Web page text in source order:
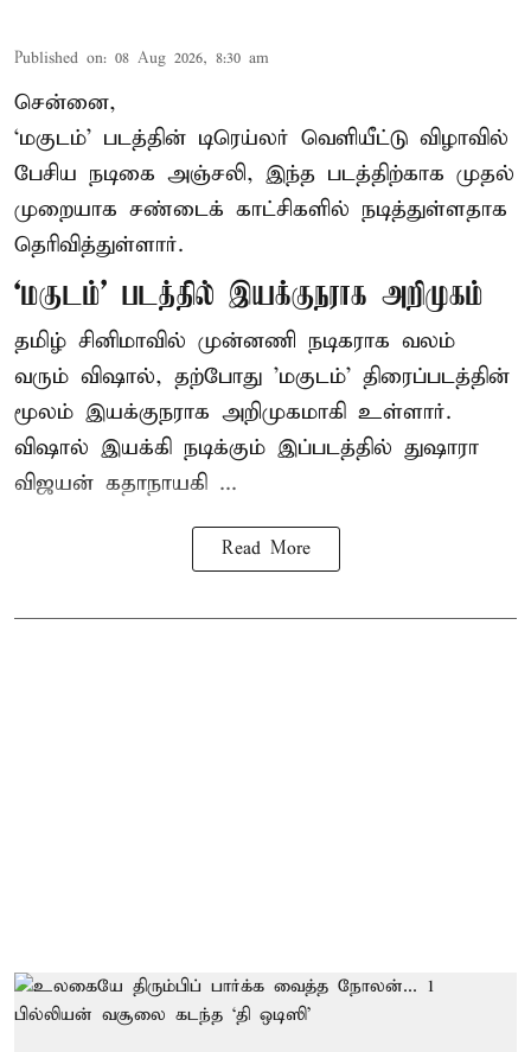
Published on: 08 Aug 2026, 8:30 am
சென்னை,
‘மகுடம்’ படத்தின் டிரெய்லர் வெளியீட்டு விழாவில்
பேசிய நடிகை அஞ்சலி, இந்த படத்திற்காக முதல்
முறையாக சண்டைக் காட்சிகளில் நடித்துள்ளதாக
தெரிவித்துள்ளார்.
‘மகுடம்’ படத்தில் இயக்குநராக அறிமுகம்
தமிழ் சினிமாவில் முன்னணி நடிகராக வலம்
வரும் விஷால், தற்போது 'மகுடம்' திரைப்படத்தின்
மூலம் இயக்குநராக அறிமுகமாகி உள்ளார்.
விஷால் இயக்கி நடிக்கும் இப்படத்தில் துஷாரா
விஜயன் கதாநாயகி ...
Read More